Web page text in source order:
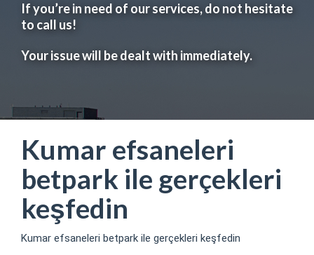
If you’re in need of our services, do not hesitate
to call us!
Your issue will be dealt with immediately.
Kumar efsaneleri
betpark ile gerçekleri
keşfedin
Kumar efsaneleri betpark ile gerçekleri keşfedin